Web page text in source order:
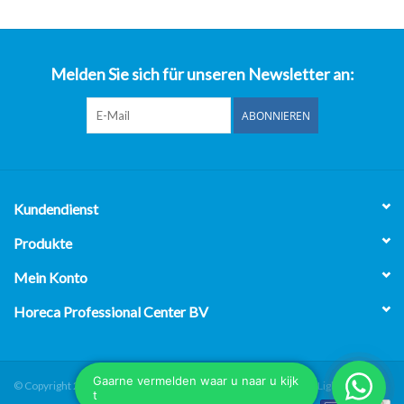
Melden Sie sich für unseren Newsletter an:
ABONNIEREN
Kundendienst
Produkte
Mein Konto
Horeca Professional Center BV
© Copyright 2026 Horeca Professional Center BV - Powered by Lightspeed